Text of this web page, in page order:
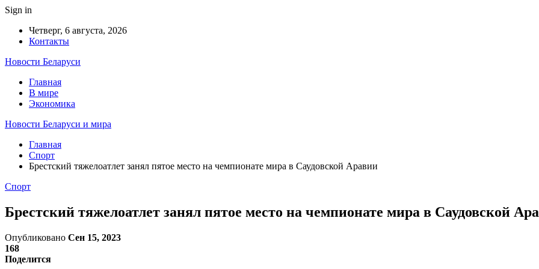
Sign in
Четверг, 6 августа, 2026
Контакты
Новости Беларуси
Главная
В мире
Экономика
Новости Беларуси и мира
Главная
Спорт
Брестский тяжелоатлет занял пятое место на чемпионате мира в Саудовской Аравии
Спорт
Брестский тяжелоатлет занял пятое место на чемпионате мира в Саудовской
Опубликовано Сен 15, 2023
168
Поделится